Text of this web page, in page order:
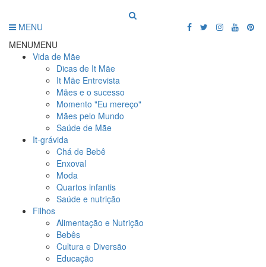
MENU
MENUMENU
Vida de Mãe
Dicas de It Mãe
It Mãe Entrevista
Mães e o sucesso
Momento "Eu mereço"
Mães pelo Mundo
Saúde de Mãe
It-grávida
Chá de Bebê
Enxoval
Moda
Quartos infantis
Saúde e nutrição
Filhos
Alimentação e Nutrição
Bebês
Cultura e Diversão
Educação